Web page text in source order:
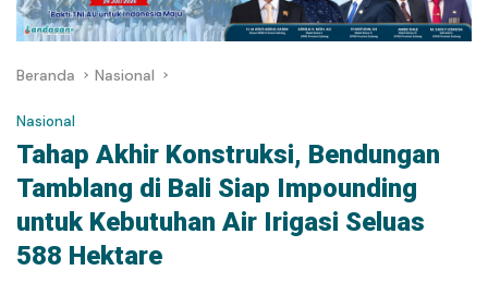
Beranda Nasional
Nasional
Tahap Akhir Konstruksi, Bendungan
Tamblang di Bali Siap Impounding
untuk Kebutuhan Air Irigasi Seluas
588 Hektare